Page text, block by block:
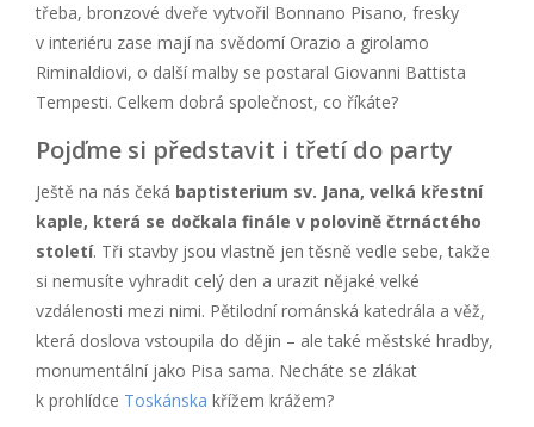
třeba, bronzové dveře vytvořil Bonnano Pisano, fresky
v interiéru zase mají na svědomí Orazio a girolamo
Riminaldiovi, o další malby se postaral Giovanni Battista
Tempesti. Celkem dobrá společnost, co říkáte?
Pojďme si představit i třetí do party
Ještě na nás čeká baptisterium sv. Jana, velká křestní
kaple, která se dočkala finále v polovině čtrnáctého
století. Tři stavby jsou vlastně jen těsně vedle sebe, takže
si nemusíte vyhradit celý den a urazit nějaké velké
vzdálenosti mezi nimi. Pětilodní románská katedrála a věž,
která doslova vstoupila do dějin – ale také městské hradby,
monumentální jako Pisa sama. Necháte se zlákat
k prohlídce Toskánska křížem krážem?